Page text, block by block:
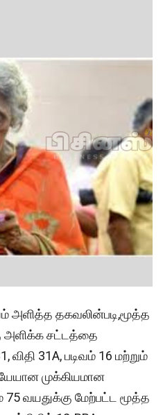
அளித்த தகவலின்படி,மூத்த
அளிக்க சட்டத்தை
விதி 31A, படிவம் 16 மற்றும்
முக்கியமான
வயதுக்கு மேற்பட்ட மூத்த